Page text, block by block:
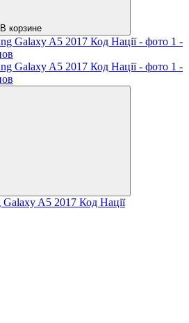
В корзине
Galaxy A5 2017 Код Нації